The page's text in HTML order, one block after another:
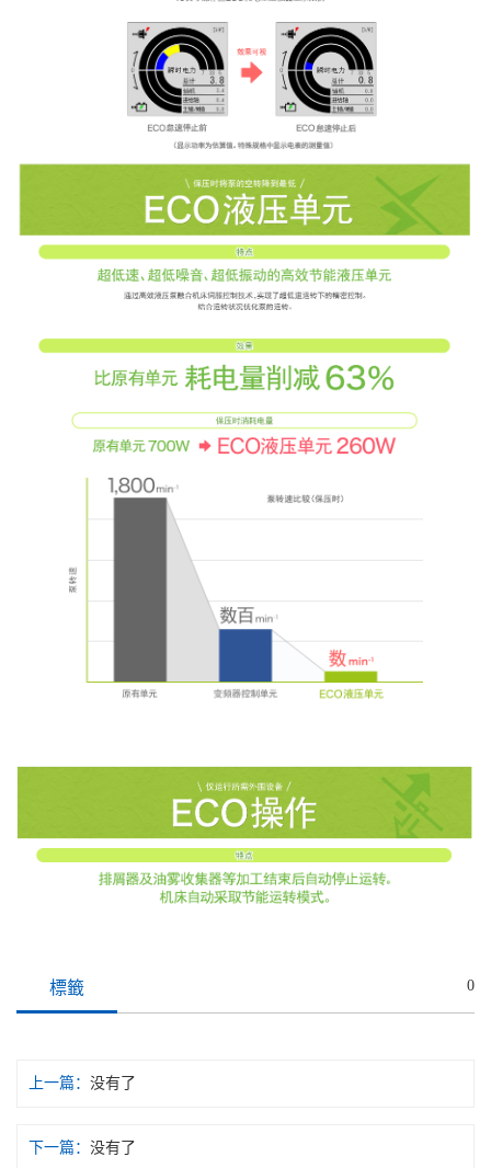
標籤 0
上一篇： 没有了
下一篇： 没有了